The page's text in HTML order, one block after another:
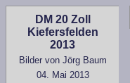
DM 20 Zoll
Kiefersfelden
2013
Bilder von Jörg Baum
04. Mai 2013